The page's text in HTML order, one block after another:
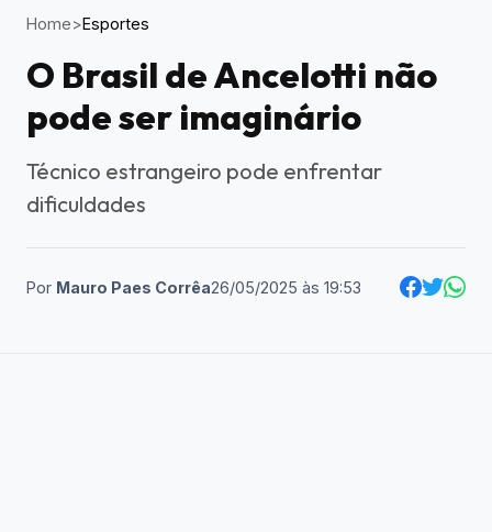
Home>Esportes
O Brasil de Ancelotti não
pode ser imaginário
Técnico estrangeiro pode enfrentar
dificuldades
Por Mauro Paes Corrêa26/05/2025 às 19:53